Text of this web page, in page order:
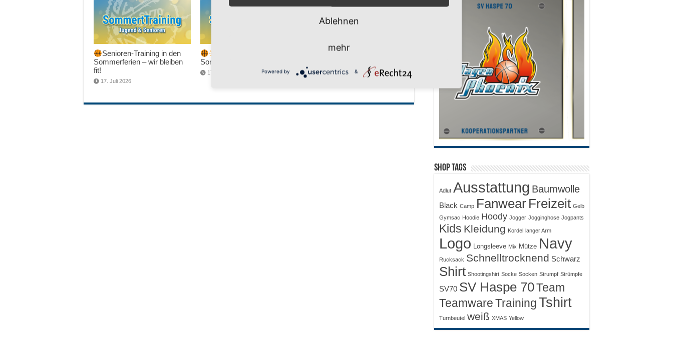
Senioren-Training in den
Sommerferien – wir bleiben
fit!
17. Juli 2026
Sommerferien, wir kommen!
17. Juli 2026
Shop Tags
Adlut Ausstattung Baumwolle
Black Camp Fanwear Freizeit Gelb
Gymsac Hoodie Hoody Jogger Jogginghose Jogpants
Kids Kleidung Kordel langer Arm
Logo Longsleeve Mix Mütze Navy
Rucksack Schnelltrocknend Schwarz
Shirt Shootingshirt Socke Socken Strumpf Strümpfe
SV70 SV Haspe 70Team
Teamware TrainingTshirt
Turnbeutel weiß XMAS Yellow
Ablehnen
mehr
Powered by &